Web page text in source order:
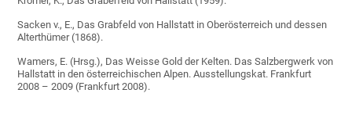
Sacken v., E., Das Grabfeld von Hallstatt in Oberösterreich und dessen
Alterthümer (1868).
Wamers, E. (Hrsg.), Das Weisse Gold der Kelten. Das Salzbergwerk von
Hallstatt in den österreichischen Alpen. Ausstellungskat. Frankfurt
2008 – 2009 (Frankfurt 2008).